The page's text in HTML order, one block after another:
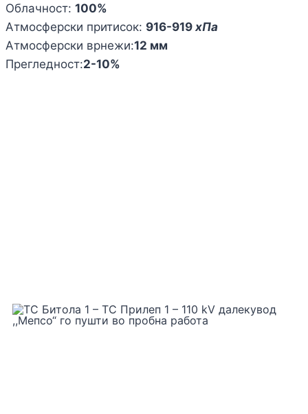
Облачност: 100%
Атмосферски притисок: 916-919 хПа
Атмосферски врнежи:12 мм
Прегледност:2-10%